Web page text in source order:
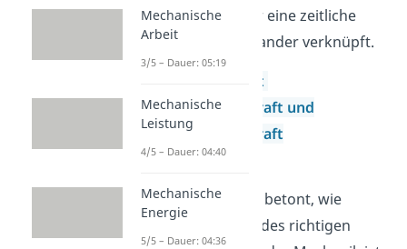
Drehimpuls
über eine zeitliche
Ableitung miteinander verknüpft.
Drehmoment
Zentripetalkraft und
Zentrifugalkraft
Drallsatz
Wir haben schon betont, wie
wichtig die Wahl des richtigen
Mechanische
Arbeit
3/5 – Dauer: 05:19
Mechanische
Leistung
4/5 – Dauer: 04:40
Mechanische
Energie
5/5 – Dauer: 04:36